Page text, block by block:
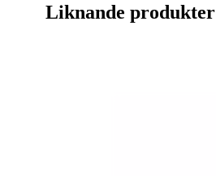
Liknande produkter